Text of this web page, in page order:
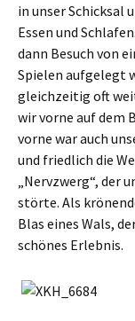
in unser Schicksal
Essen und
dann Besuch von
Spielen aufgelegt
gleichzeitig oft
wir vorne auf dem
vorne war auch
und friedlich die
„Nervzwerg“, der
störte. Als
Blas eines Wals,
schönes Erlebnis.